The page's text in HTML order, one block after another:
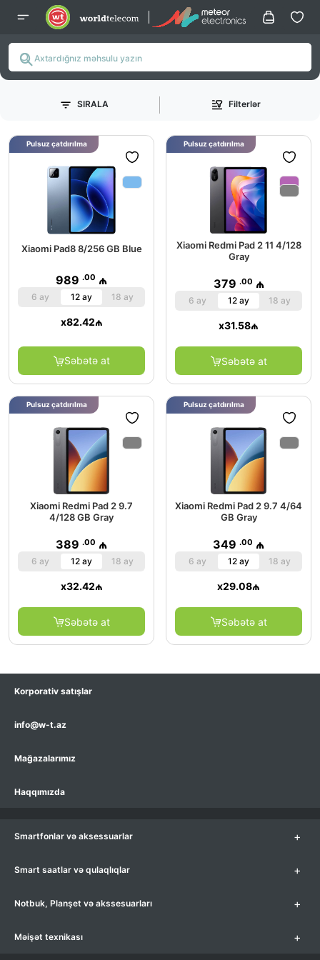
SIRALA Filterlər
Xiaomi Pad8 8/256 GB Blue
989 .00 ₼
6 ay 12 ay 18 ay
x82.42₼
Səbətə at
Pulsuz çatdırılma
Xiaomi Redmi Pad 2 11 4/128
Gray
379 .00 ₼
6 ay 12 ay 18 ay
x31.58₼
Səbətə at
Pulsuz çatdırılma
Xiaomi Redmi Pad 2 9.7
4/128 GB Gray
389 .00 ₼
6 ay 12 ay 18 ay
x32.42₼
Səbətə at
Pulsuz çatdırılma
Xiaomi Redmi Pad 2 9.7 4/64
GB Gray
349 .00 ₼
6 ay 12 ay 18 ay
x29.08₼
Səbətə at
Pulsuz çatdırılma
Korporativ satışlar
info@w-t.az
Mağazalarımız
Haqqımızda
Smartfonlar və aksessuarlar +
Smart saatlar və qulaqlıqlar +
Notbuk, Planşet və akssesuarları +
Məişət texnikası +